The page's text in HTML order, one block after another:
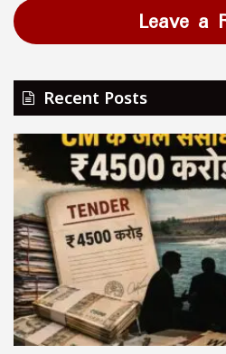
Leave a
Recent Posts